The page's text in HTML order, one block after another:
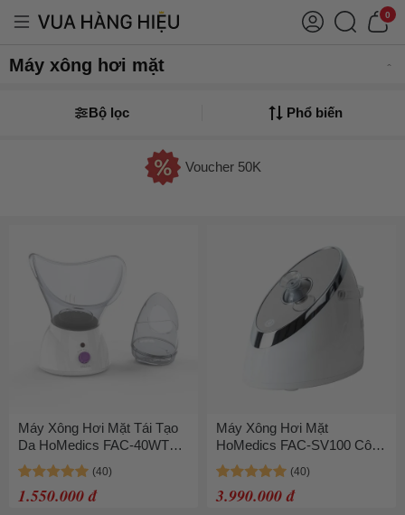
0
Máy xông hơi mặt
Bộ lọc Phổ biến
Voucher 50K
Máy Xông Hơi Mặt Tái Tạo
Da HoMedics FAC-40WTA
Màu Trắng
1.550.000 đ
Máy Xông Hơi Mặt
HoMedics FAC-SV100 Công
Nghệ Nano Màu Trắng
3.990.000 đ